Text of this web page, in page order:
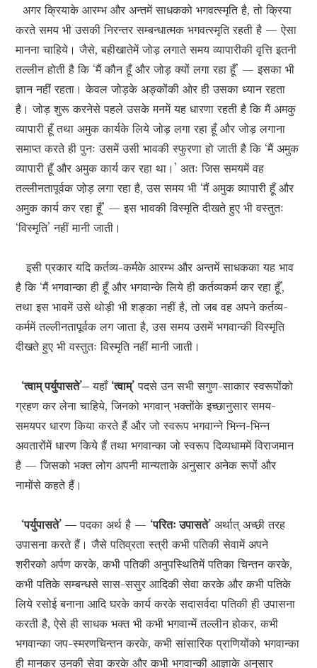
अगर क्रियाके आरम्भ और अन्तमें साधकको भगवत्स्मृति है, तो क्रिया
करते समय भी उसकी निरन्तर सम्बन्धात्मक भगवत्स्मृति रहती है — ऐसा
मानना चाहिये। जैसे, बहीखातेमें जोड़ लगाते समय व्यापारीकी वृत्ति इतनी
तल्लीन होती है कि ‘मैं कौन हूँ और जोड़ क्यों लगा रहा हूँ’ — इसका भी
ज्ञान नहीं रहता। केवल जोड़के अङ्कोंकी ओर ही उसका ध्यान रहता
है। जोड़ शुरू करनेसे पहले उसके मनमें यह धारणा रहती है कि मैं अमकु
व्यापारी हूँ तथा अमुक कार्यके लिये जोड़ लगा रहा हूँ और जोड़ लगाना
समाप्त करते ही पुनः उसमें उसी भावकी स्फुरणा हो जाती है कि ‘मैं अमुक
व्यापारी हूँ और अमुक कार्य कर रहा था।’ अतः जिस समयमें वह
तल्लीनतापूर्वक जो़ड़ लगा रहा है, उस समय भी ‘मैं अमुक व्यापारी हूँ और
अमुक कार्य कर रहा हूँ’ — इस भावकी विस्मृति दीखते हुए भी वस्तुतः
‘विस्मृति’ नहीं मानी जाती।
इसी प्रकार यदि कर्तव्य-कर्मके आरम्भ और अन्तमें साधकका यह भाव
है कि ‘मैं भगवान्का ही हूँ और भगवान्के लिये ही कर्तव्यकर्म कर रहा हूँ’,
तथा इस भावमें उसे थोड़ी भी शङ्का नहीं है, तो जब वह अपने कर्तव्य-
कर्ममें तल्लीनतापूर्वक लग जाता है, उस समय उसमें भगवान्की विस्मृति
दीखते हुए भी वस्तुतः विस्मृति नहीं मानी जाती।
‘त्वाम् पर्युपासते’–यहाँ ‘त्वाम्’ पदसे उन सभी सगुण-साकार स्वरूपोंको
ग्रहण कर लेना चाहिये, जिनको भगवान् भक्तोंके इच्छानुसार समय-
समयपर धारण किया करते हैं और जो स्वरूप भगवान्ने भिन्न-भिन्न
अवतारोंमें धारण किये हैं तथा भगवान्का जो स्वरूप दिव्यधाममें विराजमान
है — जिसको भक्त लोग अपनी मान्यताके अनुसार अनेक रूपों और
नामोंसे कहते हैं।
‘पर्युपासते’ —पदका अर्थ है — ‘परितः उपासते’ अर्थात् अच्छी तरह
उपासना करते हैं। जैसे पतिव्रता स्त्री कभी पतिकी सेवामें अपने
शरीरको अर्पण करके, कभी पतिकी अनुपस्थितिमें पतिका चिन्तन करके,
कभी पतिके सम्बन्धसे सास-ससुर आदिकी सेवा करके और कभी पतिके
लिये रसोई बनाना आदि घरके कार्य करके सदासर्वदा पतिकी ही उपासना
करती है, ऐसे ही साधक भक्त भी कभी भगवान्में तल्लीन होकर, कभी
भगवान्का जप-स्मरणचिन्तन करके, कभी सांसारिक प्राणियोंको भगवान्का
ही मानकर उनकी सेवा करके और कभी भगवान्की आज्ञाके अनुसार